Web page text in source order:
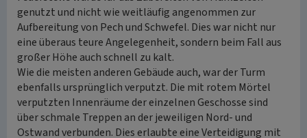
genutzt und nicht wie weitläufig angenommen zur
Aufbereitung von Pech und Schwefel. Dies war nicht nur
eine überaus teure Angelegenheit, sondern beim Fall aus
großer Höhe auch schnell zu kalt.
Wie die meisten anderen Gebäude auch, war der Turm
ebenfalls ursprünglich verputzt. Die mit rotem Mörtel
verputzten Innenräume der einzelnen Geschosse sind
über schmale Treppen an der jeweiligen Nord- und
Ostwand verbunden. Dies erlaubte eine Verteidigung mit